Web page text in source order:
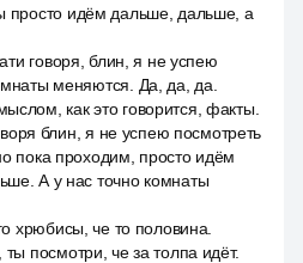
просто идём дальше, дальше, а
говоря, блин, я не успею
меняются. Да, да, да.
как это говорится, факты.
блин, я не успею посмотреть
пока проходим, просто идём
А у нас точно комнаты
хрюбисы, че то половина.
посмотри, че за толпа идёт.